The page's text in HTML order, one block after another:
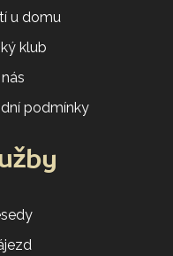
u domu
klub
podmínky